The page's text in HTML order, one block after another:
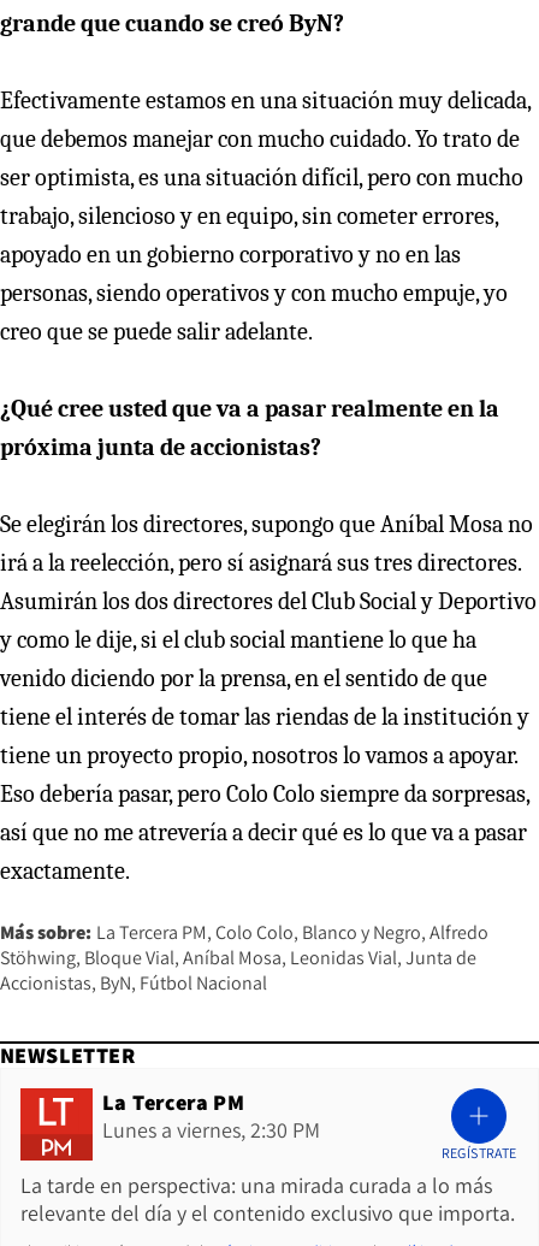
grande que cuando se creó ByN?
Efectivamente estamos en una situación muy delicada,
que debemos manejar con mucho cuidado. Yo trato de
ser optimista, es una situación difícil, pero con mucho
trabajo, silencioso y en equipo, sin cometer errores,
apoyado en un gobierno corporativo y no en las
personas, siendo operativos y con mucho empuje, yo
creo que se puede salir adelante.
¿Qué cree usted que va a pasar realmente en la
próxima junta de accionistas?
Se elegirán los directores, supongo que Aníbal Mosa no
irá a la reelección, pero sí asignará sus tres directores.
Asumirán los dos directores del Club Social y Deportivo
y como le dije, si el club social mantiene lo que ha
venido diciendo por la prensa, en el sentido de que
tiene el interés de tomar las riendas de la institución y
tiene un proyecto propio, nosotros lo vamos a apoyar.
Eso debería pasar, pero Colo Colo siempre da sorpresas,
así que no me atrevería a decir qué es lo que va a pasar
exactamente.
Más sobre: La Tercera PM Colo Colo Blanco y Negro Alfredo
Stöhwing Bloque Vial Aníbal Mosa Leonidas Vial Junta de
Accionistas ByN Fútbol Nacional
NEWSLETTER
La Tercera PM
Lunes a viernes, 2:30 PM
La tarde en perspectiva: una mirada curada a lo más
relevante del día y el contenido exclusivo que importa.
REGÍSTRATE